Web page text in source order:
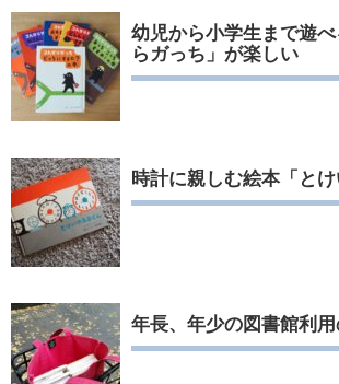
幼児から小学生まで遊
らガっち」が楽しい
時計に親しむ絵本「とけ
年長、年少の図書館利